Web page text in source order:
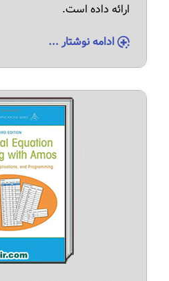
ارائه داده است.
ادامه نوشتار ...